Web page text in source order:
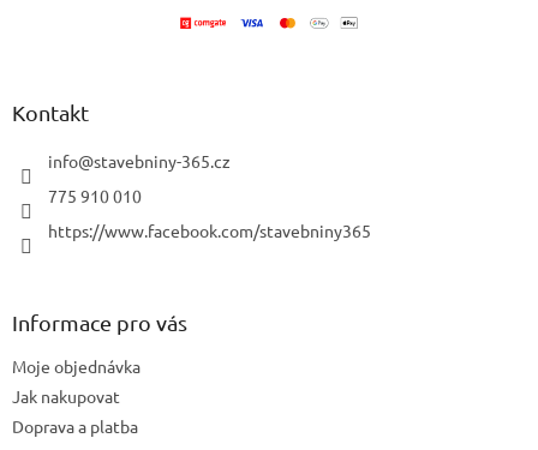
Kontakt
info@stavebniny-365.cz
775 910 010
https://www.facebook.com/stavebniny365
Informace pro vás
Moje objednávka
Jak nakupovat
Doprava a platba